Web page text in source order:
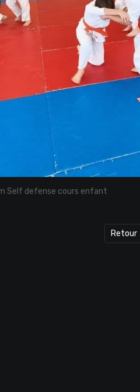
Self defense cours enfant
Retour